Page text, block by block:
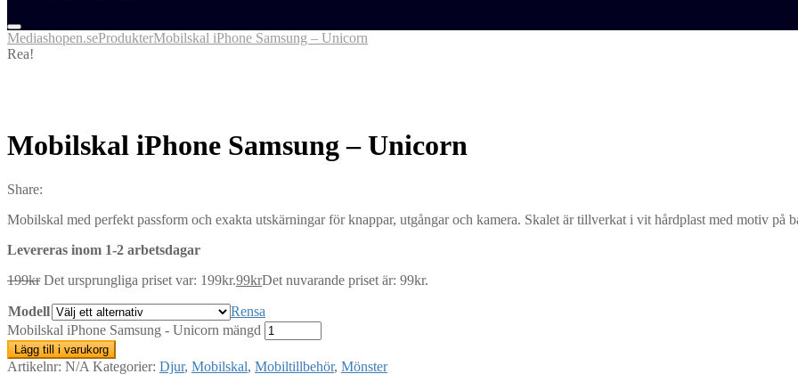
Mediashopen.seProdukterMobilskal iPhone Samsung – Unicorn
Rea!
Mobilskal iPhone Samsung – Unicorn
Share:
Mobilskal med perfekt passform och exakta utskärningar för knappar, utgångar och kamera. Skalet är tillverkat i vit hårdplast med motiv på
Levereras inom 1-2 arbetsdagar
199kr Det ursprungliga priset var: 199kr.99krDet nuvarande priset är: 99kr.
Modell
Rensa
Mobilskal iPhone Samsung - Unicorn mängd
Lägg till i varukorg
Artikelnr: N/A Kategorier: Djur, Mobilskal, Mobiltillbehör, Mönster